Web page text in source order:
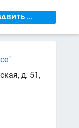
...
д. 51,